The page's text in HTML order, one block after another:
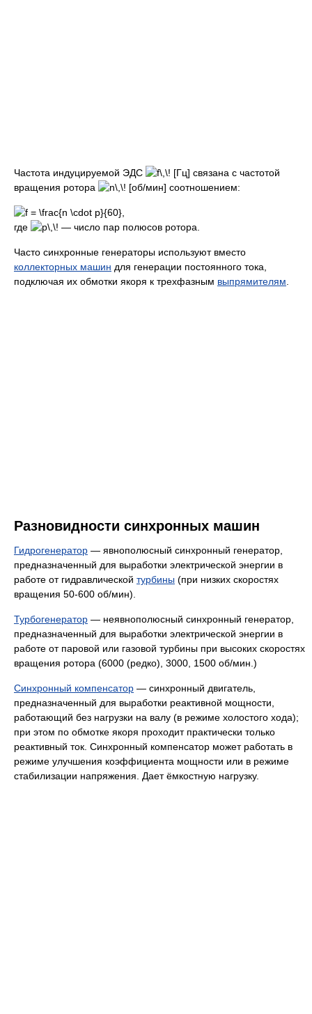
Частота индуцируемой ЭДС
[Гц] связана с частотой
вращения ротора
[об/мин] соотношением:
,
где
— число пар полюсов ротора.
Часто синхронные генераторы используют вместо
коллекторных машин для генерации постоянного тока,
подключая их обмотки якоря к трехфазным выпрямителям.
Разновидности синхронных машин
Гидрогенератор — явнополюсный синхронный генератор,
предназначенный для выработки электрической энергии в
работе от гидравлической турбины (при низких скоростях
вращения 50-600 об/мин).
Турбогенератор — неявнополюсный синхронный генератор,
предназначенный для выработки электрической энергии в
работе от паровой или газовой турбины при высоких скоростях
вращения ротора (6000 (редко), 3000, 1500 об/мин.)
Синхронный компенсатор — синхронный двигатель,
предназначенный для выработки реактивной мощности,
работающий без нагрузки на валу (в режиме холостого хода);
при этом по обмотке якоря проходит практически только
реактивный ток. Синхронный компенсатор может работать в
режиме улучшения коэффициента мощности или в режиме
стабилизации напряжения. Дает ёмкостную нагрузку.